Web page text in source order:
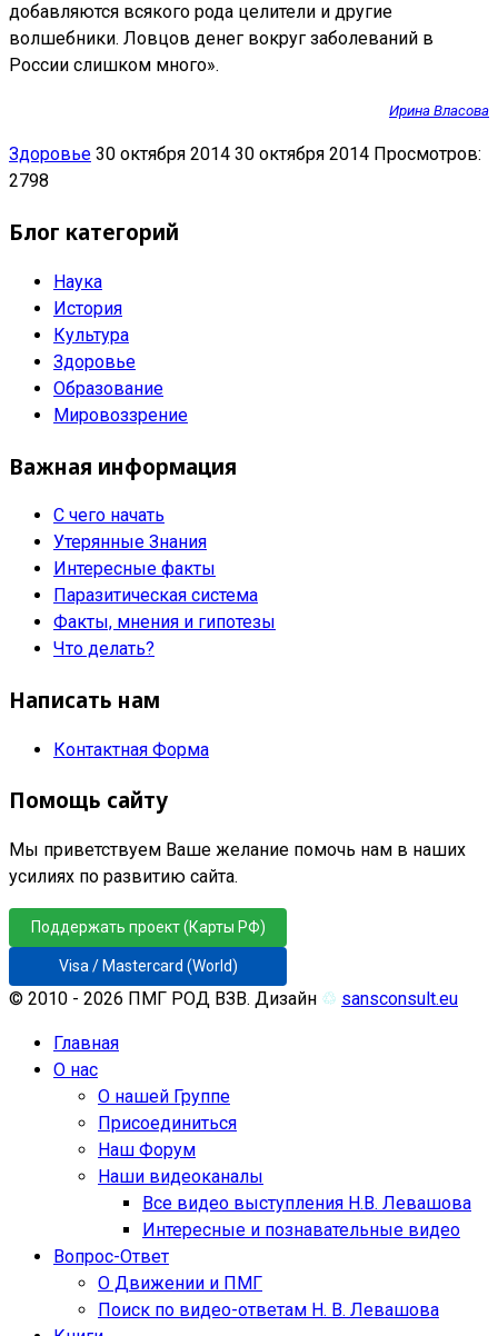
добавляются всякого рода целители и другие
волшебники. Ловцов денег вокруг заболеваний в
России слишком много».
Ирина Власова
Здоровье 30 октября 2014 30 октября 2014 Просмотров:
2798
Блог категорий
Наука
История
Культура
Здоровье
Образование
Мировоззрение
Важная информация
С чего начать
Утерянные Знания
Интересные факты
Паразитическая система
Факты, мнения и гипотезы
Что делать?
Написать нам
Контактная Форма
Помощь сайту
Мы приветствуем Ваше желание помочь нам в наших
усилиях по развитию сайта.
Поддержать проект (Карты РФ)
Visa / Mastercard (World)
© 2010 - 2026 ПМГ РОД ВЗВ. Дизайн ♲ sansconsult.eu
Главная
О нас
О нашей Группе
Присоединиться
Наш Форум
Наши видеоканалы
Все видео выступления Н.В. Левашова
Интересные и познавательные видео
Вопрос-Ответ
О Движении и ПМГ
Поиск по видео-ответам Н. В. Левашова